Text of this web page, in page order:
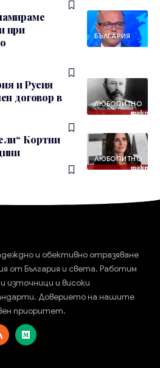
БЪЛГАРИЯ
при
ЛЮБОПИТНО
и Русия
договор в
ЛЮБОПИТНО
Кортни
и обективно отразяване
от България и света. Работим
източници и високи
Доверието на нашите
приоритет.